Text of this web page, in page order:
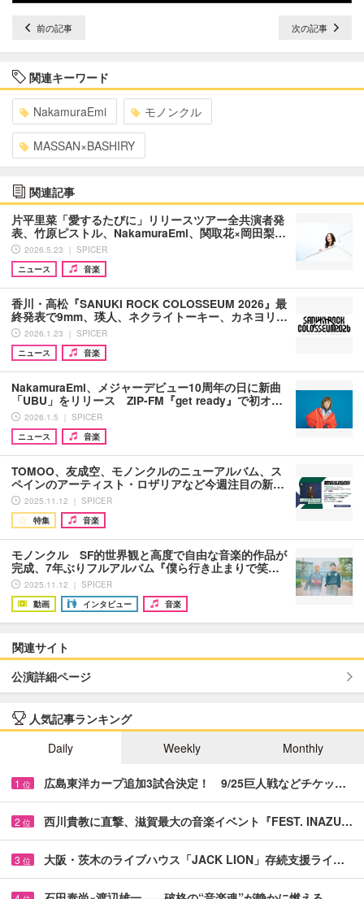
前の記事 次の記事
関連キーワード
NakamuraEmi モノンクル
MASSAN×BASHIRY
関連記事
片平里菜「愛するたびに」リリースツアー全共演者発
表、竹原ピストル、NakamuraEmi、関取花×岡田梨…
2026.5.23 ｜ SPICER
ニュース
音楽
香川・高松『SANUKI ROCK COLOSSEUM 2026』最
終発表で9mm、瑛人、ネクライトーキー、カネヨリ…
2026.1.23 ｜ SPICER
ニュース
音楽
NakamuraEmi、メジャーデビュー10周年の日に新曲
「UBU」をリリース ZIP-FM『get ready』で初オ…
2026.1.5 ｜ SPICER
ニュース
音楽
TOMOO、友成空、モノンクルのニューアルバム、ス
ペインのアーティスト・ロザリアなど今週注目の新…
2025.11.12 ｜ SPICER
特集
音楽
モノンクル SF的世界観と高度で自由な音楽的作品が
完成、7年ぶりフルアルバム『僕ら行き止まりで笑…
2025.11.12 ｜ SPICER
動画
インタビュー 音楽
関連サイト
公演詳細ページ
人気記事ランキング
Daily
Weekly Monthly
1 位 広島東洋カープ追加3試合決定！ 9/25巨人戦などチケッ…
2 位 西川貴教に直撃、滋賀最大の音楽イベント『FEST. INAZU…
3 位 大阪・茨木のライブハウス「JACK LION」存続支援ライ…